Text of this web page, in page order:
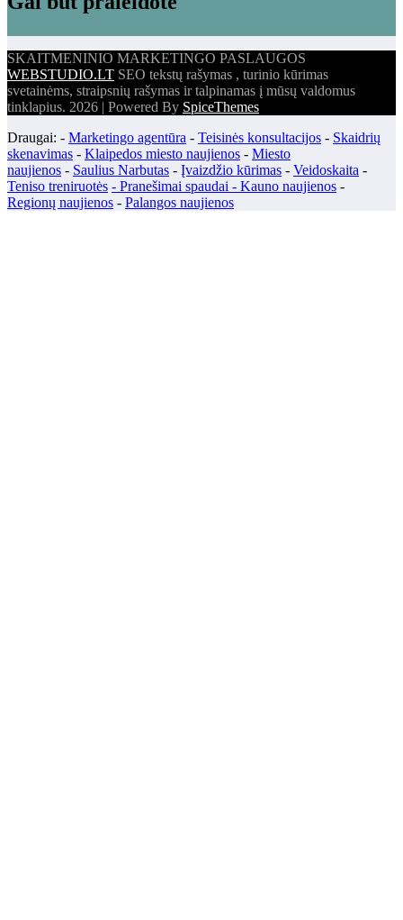
SKAITMENINIO MARKETINGO PASLAUGOS
WEBSTUDIO.LT SEO tekstų rašymas , turinio kūrimas
svetainėms, straipsnių rašymas ir talpinamas į mūsų valdomus
tinklapius. 2026 | Powered By SpiceThemes
Draugai: - Marketingo agentūra - Teisinės konsultacijos - Skaidrių
skenavimas - Klaipedos miesto naujienos - Miesto
naujienos - Saulius Narbutas - Įvaizdžio kūrimas - Veidoskaita -
Teniso treniruotės - Pranešimai spaudai - Kauno naujienos -
Regionų naujienos - Palangos naujienos